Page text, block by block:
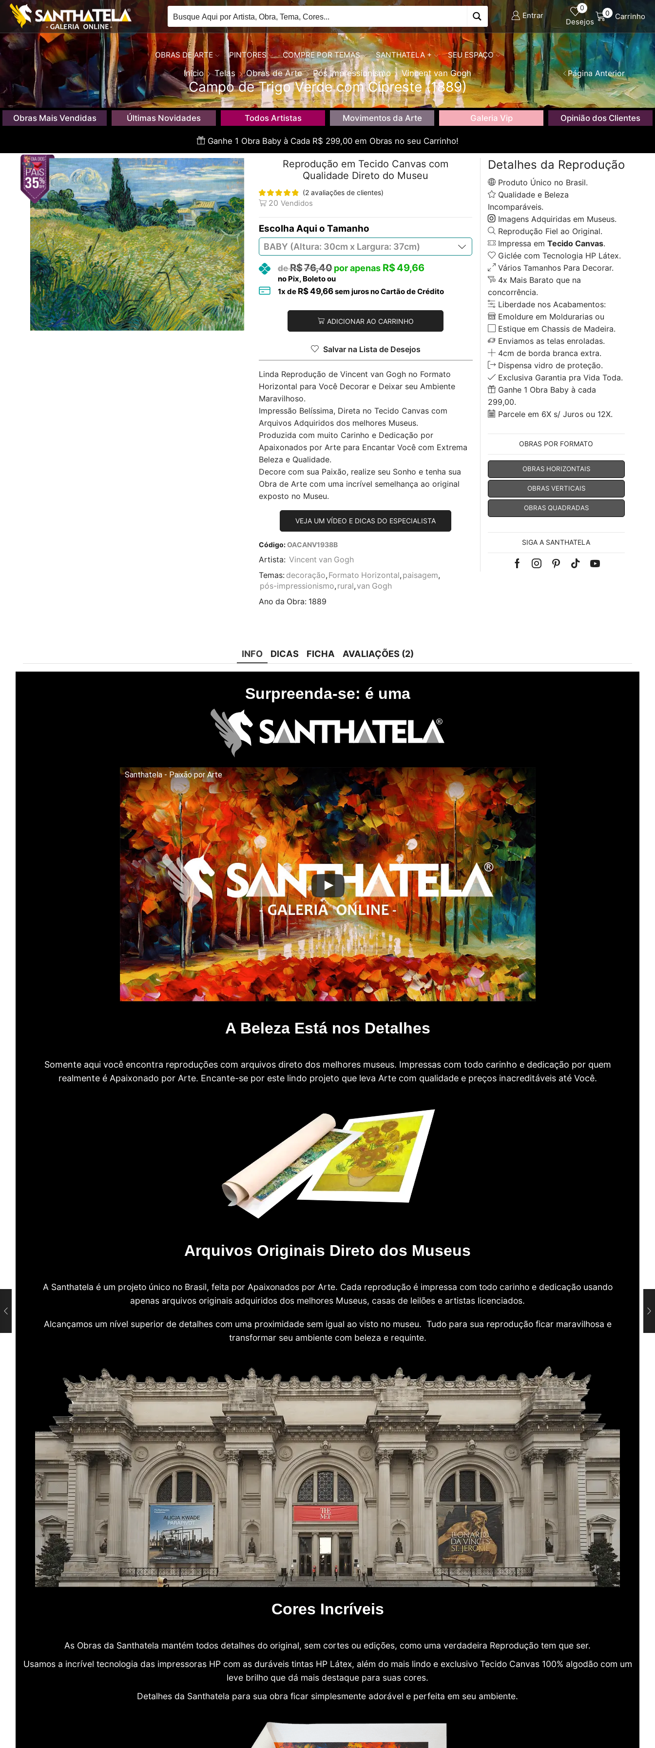
Entrar
0
Desejos
0 Carrinho
OBRAS DE ARTE PINTORES COMPRE POR TEMAS SANTHATELA + SEU ESPAÇO
Início Telas Obras de Arte Pós Impressionismo Vincent van Gogh
Campo de Trigo Verde com Cipreste (1889)
Página Anterior
Obras Mais Vendidas Últimas Novidades Todos Artistas Movimentos da Arte Galeria Vip Opinião dos Clientes
Ganhe 1 Obra Baby à Cada R$ 299,00 em Obras no seu Carrinho!
Reprodução em Tecido Canvas com
Qualidade Direto do Museu
(2avaliações de clientes)
20 Vendidos
Tamanho
R$76,40 R$49,66
no Pix, Boleto ou
1x de R$49,66sem juros no Cartão de Crédito
ADICIONAR AO CARRINHO
Salvar na Lista de Desejos
Linda Reprodução de Vincent van Gogh no Formato
Horizontal para Você Decorar e Deixar seu Ambiente
Maravilhoso.
Impressão Belíssima, Direta no Tecido Canvas com
Arquivos Adquiridos dos melhores Museus.
Produzida com muito Carinho e Dedicação por
Apaixonados por Arte para Encantar Você com Extrema
Beleza e Qualidade.
Decore com sua Paixão, realize seu Sonho e tenha sua
Obra de Arte com uma incrível semelhança ao original
exposto no Museu.
VEJA UM VÍDEO E DICAS DO ESPECIALISTA
Código:OACANV1938B
Artista: Vincent van Gogh
Temas: decoração, Formato Horizontal, paisagem,
pós-impressionismo, rural,van Gogh
Ano da Obra: 1889
Detalhes da Reprodução
Produto Único no Brasil.
Qualidade e Beleza
Incomparáveis.
Imagens Adquiridas em Museus.
Reprodução Fiel ao Original.
Impressa em Tecido Canvas.
Giclée com Tecnologia HP Látex.
Vários Tamanhos Para Decorar.
4x Mais Barato que na
concorrência.
Liberdade nos Acabamentos:
Emoldure em Moldurarias ou
Estique em Chassis de Madeira.
Enviamos as telas enroladas.
4cm de borda branca extra.
Dispensa vidro de proteção.
Exclusiva Garantia pra Vida Toda.
Ganhe 1 Obra Baby à cada
299,00.
Parcele em 6X s/ Juros ou 12X.
OBRAS POR FORMATO
OBRAS HORIZONTAIS
OBRAS VERTICAIS
OBRAS QUADRADAS
SIGA A SANTHATELA
FacebookInstagramPinterest
Tik-Youtube
INFO DICAS FICHA AVALIAÇÕES (2)
Surpreenda-se: é uma
Santhatela - Paixão por Arte
A Beleza Está nos Detalhes
Somente aqui você encontra reproduções com arquivos direto dos melhores museus. Impressas com todo carinho e dedicação por quem
realmente é Apaixonado por Arte. Encante-se por este lindo projeto que leva Arte com qualidade e preços inacreditáveis até Você.
Arquivos Originais Direto dos Museus
A Santhatela é um projeto único no Brasil, feita por Apaixonados por Arte. Cada reprodução é impressa com todo carinho e dedicação usando
apenas arquivos originais adquiridos dos melhores Museus, casas de leilões e artistas licenciados.
Alcançamos um nível superior de detalhes com uma proximidade sem igual ao visto no museu. Tudo para sua reprodução ficar maravilhosa e
transformar seu ambiente com beleza e requinte.
Cores Incríveis
As Obras da Santhatela mantém todos detalhes do original, sem cortes ou edições, como uma verdadeira Reprodução tem que ser.
Usamos a incrível tecnologia das impressoras HP com as duráveis tintas HP Látex, além do mais lindo e exclusivo Tecido Canvas 100% algodão com um
leve brilho que dá mais destaque para suas cores.
Detalhes da Santhatela para sua obra ficar simplesmente adorável e perfeita em seu ambiente.